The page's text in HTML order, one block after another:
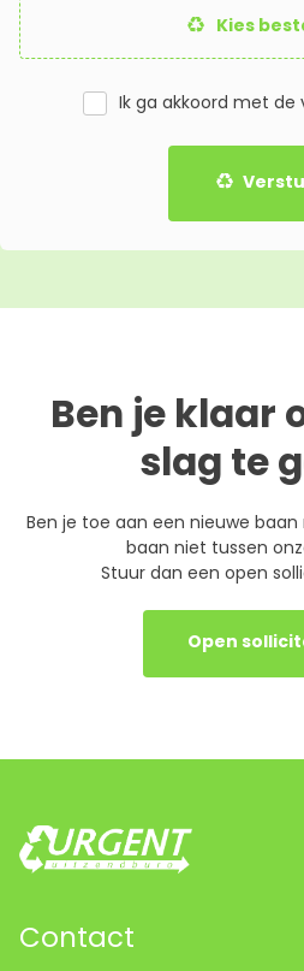
Kies
Ik ga akkoord met de
Ben je klaar
slag te
Ben je toe aan een nieuwe
baan niet tussen
Stuur dan een open
Open
Contact